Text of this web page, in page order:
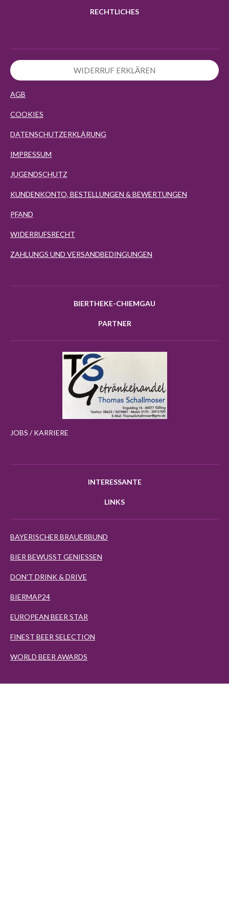
RECHTLICHES
WIDERRUF ERKLÄREN
AGB
COOKIES
DATENSCHUTZERKLÄRUNG
IMPRESSUM
JUGENDSCHUTZ
KUNDENKONTO, BESTELLUNGEN & BEWERTUNGEN
PFAND
WIDERRUFSRECHT
ZAHLUNGS UND VERSANDBEDINGUNGEN
BIERTHEKE-CHIEMGAU
PARTNER
JOBS / KARRIERE
INTERESSANTE
LINKS
BAYERISCHER BRAUERBUND
BIER BEWUSST GENIESSEN
DON'T DRINK & DRIVE
BIERMAP24
EUROPEAN BEER STAR
FINEST BEER SELECTION
WORLD BEER AWARDS